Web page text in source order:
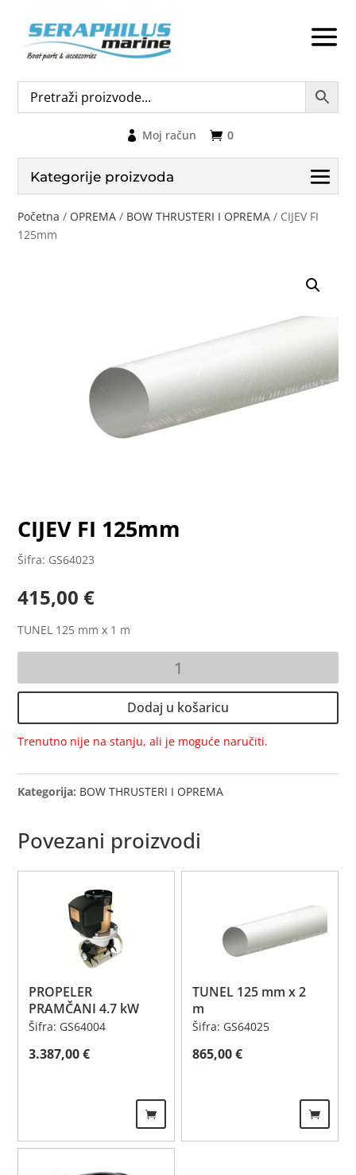
0
Moj račun
Kategorije proizvoda
Početna / OPREMA / BOW THRUSTERI I OPREMA / CIJEV FI
125mm
CIJEV FI 125mm
Šifra: GS64023
415,00€
TUNEL 125 mm x 1 m
125mm
Dodaj u košaricu
Trenutno nije na stanju, ali je moguće naručiti.
Kategorija: BOW THRUSTERI I OPREMA
Povezani proizvodi
PROPELER
PRAMČANI 4.7 kW
Šifra: GS64004
3.387,00€
TUNEL 125 mm x 2
m
Šifra: GS64025
865,00€